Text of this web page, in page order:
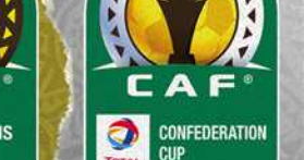
آراء حرة
ركن الألعاب
بطولات